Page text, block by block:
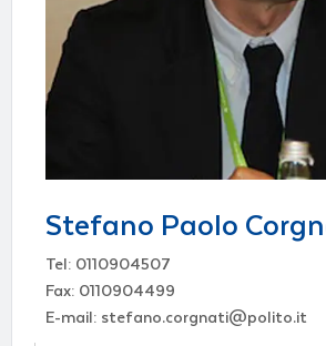
Stefano Paolo
Tel: 0110904507
Fax: 0110904499
E-mail: stefano.corgnati@polito.it